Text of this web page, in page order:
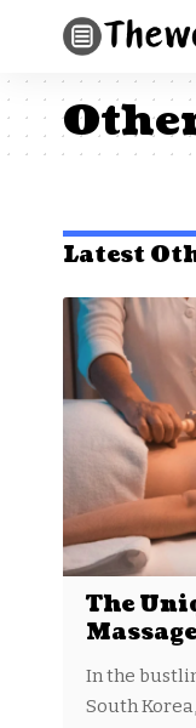
Latest
The
In the
South